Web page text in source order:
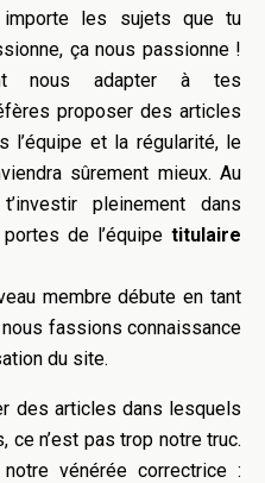
les sujets que tu
ça nous passionne !
nous adapter à tes
proposer des articles
l’équipe et la régularité, le
sûrement mieux. Au
pleinement dans
de l’équipe titulaire
membre débute en tant
fassions connaissance
du site.
des articles dans lesquels
n’est pas trop notre truc.
vénérée correctrice :